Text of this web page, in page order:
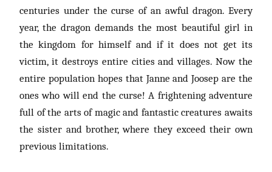
centuries under the curse of an awful dragon. Every
year, the dragon demands the most beautiful girl in
the kingdom for himself and if it does not get its
victim, it destroys entire cities and villages. Now the
entire population hopes that Janne and Joosep are the
ones who will end the curse! A frightening adventure
full of the arts of magic and fantastic creatures awaits
the sister and brother, where they exceed their own
previous limitations.